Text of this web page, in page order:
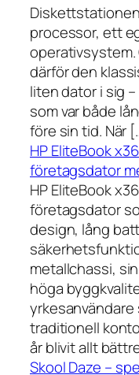
processor, ett
operativsystem.
därför den
liten dator i sig
som var både
före sin tid. När
HP EliteBook
företagsdator
HP EliteBook
företagsdator
design, lång
metallchassi,
höga
yrkesanvändare
traditionell
år blivit allt
Skool Daze –